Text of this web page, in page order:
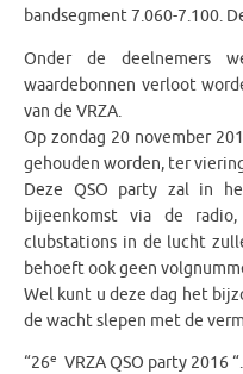
bandsegment 7.060-7.100.
Onder de deelnemers
waardebonnen verloot
van de VRZA.
Op zondag 20 november
gehouden worden, ter
Deze QSO party zal in
bijeenkomst via de
clubstations in de lucht
behoeft ook geen
Wel kunt u deze dag het
de wacht slepen met de
“26e VRZA QSO party 2016 “.